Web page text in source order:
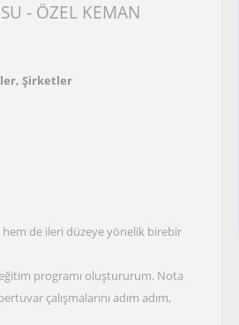
- ÖZEL KEMAN
Şirketler
hem de ileri düzeye yönelik birebir
programı oluştururum. Nota
çalışmalarını adım adım,